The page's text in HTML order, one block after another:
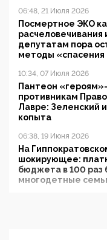
06:48, 21 Июля 2026
Посмертное ЭКО
расчеловечивания
депутатам пора
методы
10:34, 07 Июля 2026
Пантеон
противникам
Лавре: Зеленский
копыта
06:38, 19 Июня 2026
На
шокирующее:
бюджета в 100 раз
многодетные